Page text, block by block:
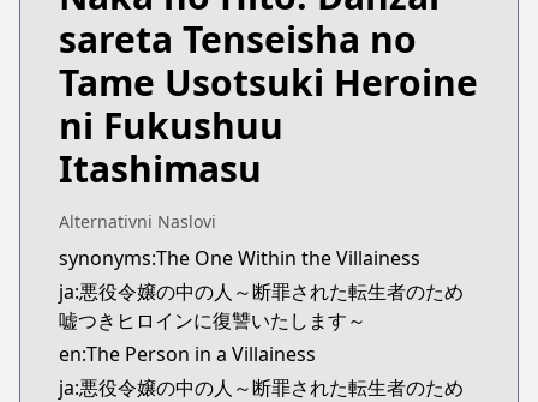
https://comic.pixiv.net/works/7926
Kitsu
Kitsu
https://kitsu.app/manga/62295
MangaUpdates
MangaUpdates
https://www.mangaupdates.com/
novelUpdates
https://www.novelupdates.com/series/akuyaku-
Book☆Walker
Book☆Walker
https://bookwalker.jp/series/354096/list
sareta Tenseisha no
Tame Usotsuki Heroine
ni Fukushuu
Itashimasu
Alternativni Naslovi
synonyms:The One Within the Villainess
ja:悪役令嬢の中の人～断罪された転生者のため
嘘つきヒロインに復讐いたします～
en:The Person in a Villainess
ja:悪役令嬢の中の人～断罪された転生者のため